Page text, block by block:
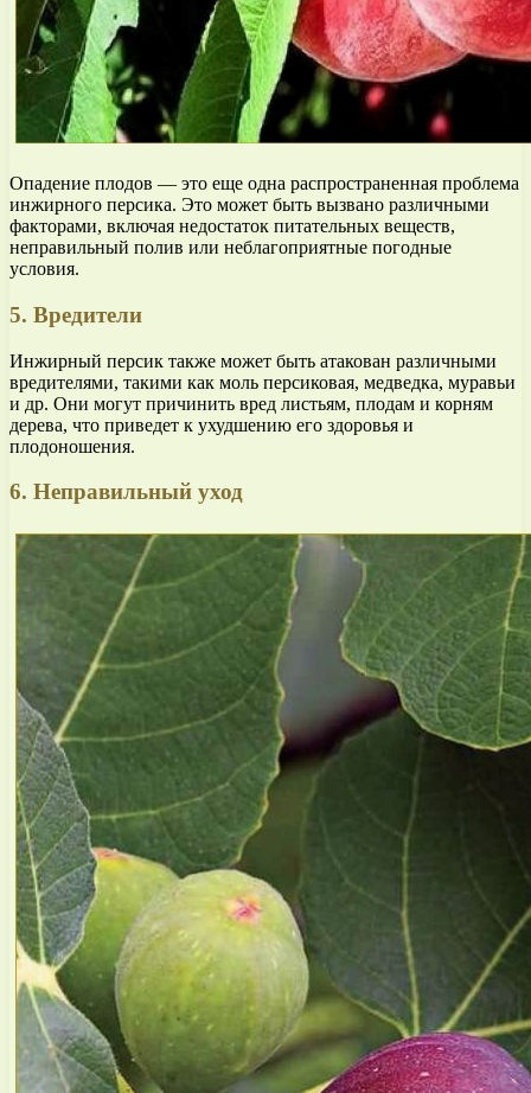
Опадение плодов — это еще одна распространенная проблема
инжирного персика. Это может быть вызвано различными
факторами, включая недостаток питательных веществ,
неправильный полив или неблагоприятные погодные
условия.
5. Вредители
Инжирный персик также может быть атакован различными
вредителями, такими как моль персиковая, медведка, муравьи
и др. Они могут причинить вред листьям, плодам и корням
дерева, что приведет к ухудшению его здоровья и
плодоношения.
6. Неправильный уход